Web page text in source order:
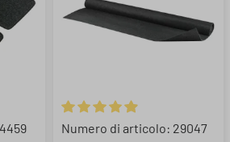
su 5 stelleValutazione media di 4.95 su
Numero di articolo: 29047